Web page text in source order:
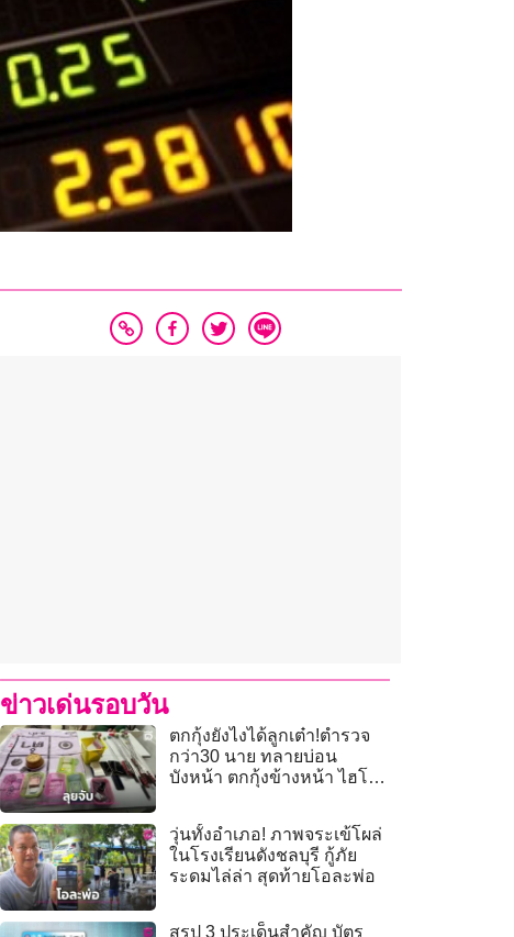
ข่าวเด่นรอบวัน
ตกกุ้งยังไงได้ลูกเต๋า!ตำรวจ
กว่า30 นาย ทลายบ่อน
บังหน้า ตกกุ้งข้างหน้า ไฮโล
วุ่นทั้งอําเภอ! ภาพจระเข้โผล่
ในโรงเรียนดังชลบุรี กู้ภัย
ระดมไล่ล่า สุดท้ายโอละพ่อ
สรุป 3 ประเด็นสำคัญ บัตร